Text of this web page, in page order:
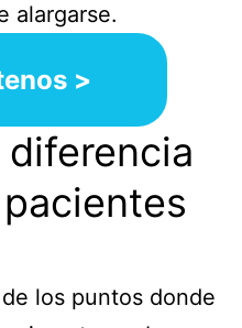
alargarse.
>
los puntos donde